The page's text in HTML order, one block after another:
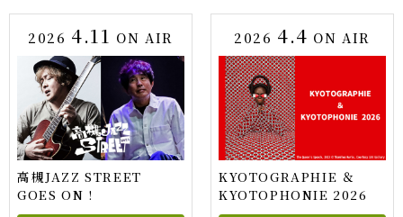
2026 4.11 ON AIR
高槻JAZZ STREET
GOES ON !
2026 4.4 ON AIR
KYOTOGRAPHIE ＆
KYOTOPHONIE 2026